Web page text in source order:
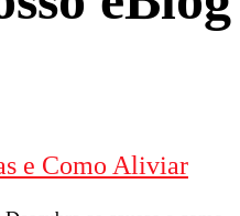
e Como Aliviar